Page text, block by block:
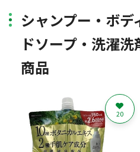
シャンプー・ボ
ドソープ・洗濯
商品
20